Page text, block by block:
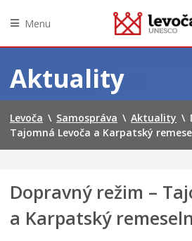
obsah
Menu
Aktuality
Levoča \ Samospráva \ Aktuality \
Tajomná Levoča a Karpatský
Dopravný režim –
a Karpatský
i
n
i
M
o
v
C
o
o